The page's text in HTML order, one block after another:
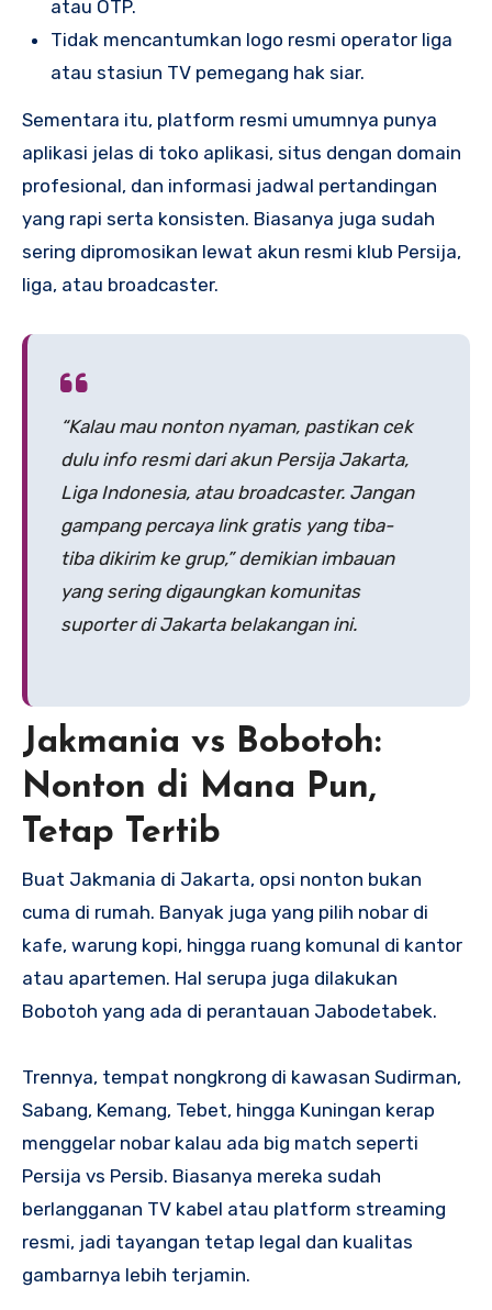
atau OTP.
Tidak mencantumkan logo resmi operator liga
atau stasiun TV pemegang hak siar.
Sementara itu, platform resmi umumnya punya
aplikasi jelas di toko aplikasi, situs dengan domain
profesional, dan informasi jadwal pertandingan
yang rapi serta konsisten. Biasanya juga sudah
sering dipromosikan lewat akun resmi klub Persija,
liga, atau broadcaster.
“Kalau mau nonton nyaman, pastikan cek
dulu info resmi dari akun Persija Jakarta,
Liga Indonesia, atau broadcaster. Jangan
gampang percaya link gratis yang tiba-
tiba dikirim ke grup,” demikian imbauan
yang sering digaungkan komunitas
suporter di Jakarta belakangan ini.
Jakmania vs Bobotoh:
Nonton di Mana Pun,
Tetap Tertib
Buat Jakmania di Jakarta, opsi nonton bukan
cuma di rumah. Banyak juga yang pilih nobar di
kafe, warung kopi, hingga ruang komunal di kantor
atau apartemen. Hal serupa juga dilakukan
Bobotoh yang ada di perantauan Jabodetabek.
Trennya, tempat nongkrong di kawasan Sudirman,
Sabang, Kemang, Tebet, hingga Kuningan kerap
menggelar nobar kalau ada big match seperti
Persija vs Persib. Biasanya mereka sudah
berlangganan TV kabel atau platform streaming
resmi, jadi tayangan tetap legal dan kualitas
gambarnya lebih terjamin.